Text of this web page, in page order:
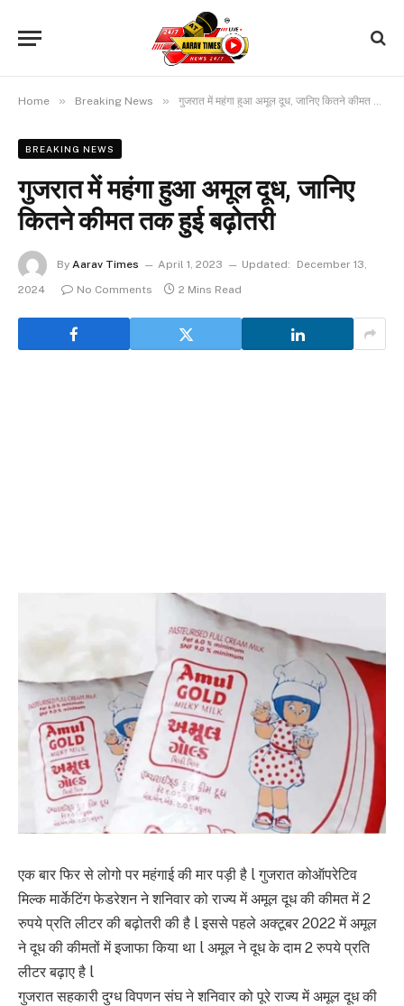
Home » Breaking News » गुजरात में महंगा हुआ अमूल दूध, जानिए कितने कीमत तक हुई बढ़ोतरी
BREAKING NEWS
गुजरात में महंगा हुआ अमूल दूध, जानिए
कितने कीमत तक हुई बढ़ोतरी
By Aarav Times April 1, 2023 Updated:
December 13,
2024
No Comments 2 Mins Read
एक बार फिर से लोगो पर महंगाई की मार पड़ी है l गुजरात कोऑपरेटिव
मिल्क मार्केटिंग फेडरेशन ने शनिवार को राज्य में अमूल दूध की कीमत में 2
रुपये प्रति लीटर की बढ़ोतरी की है l इससे पहले अक्टूबर 2022 में अमूल
ने दूध की कीमतों में इजाफा किया था l अमूल ने दूध के दाम 2 रुपये प्रति
लीटर बढ़ाए है l
गुजरात सहकारी दुग्ध विपणन संघ ने शनिवार को पूरे राज्य में अमूल दूध की